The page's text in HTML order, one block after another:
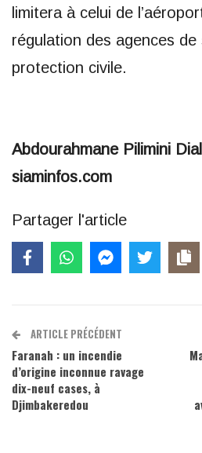
limitera à celui de
régulation des agences
protection civile.
Abdourahmane Pilimini
siaminfos.com
Partager l'article
ARTICLE PRÉCÉDENT
Faranah : un incendie
d’origine inconnue ravage
dix-neuf cases, à
Djimbakeredou